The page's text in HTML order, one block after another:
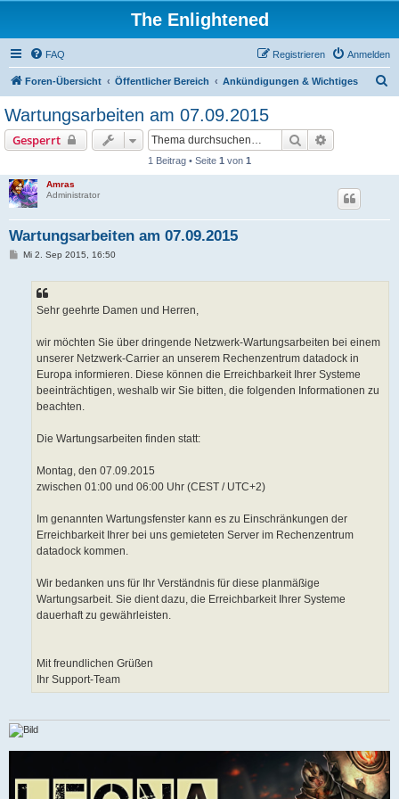
The Enlightened
FAQ Anmelden
Registrieren
Foren-Übersicht Öffentlicher Bereich Ankündigungen & Wichtiges
Wartungsarbeiten am 07.09.2015
Gesperrt Suche
1 Beitrag • Seite 1 von 1
Amras
Administrator
Wartungsarbeiten am 07.09.2015
BMi 2. Sep 2015, 16:50
Sehr geehrte Damen und Herren,
wir möchten Sie über dringende Netzwerk-Wartungsarbeiten bei einem
unserer Netzwerk-Carrier an unserem Rechenzentrum datadock in
Europa informieren. Diese können die Erreichbarkeit Ihrer Systeme
beeinträchtigen, weshalb wir Sie bitten, die folgenden Informationen zu
beachten.
Die Wartungsarbeiten finden statt:
Montag, den 07.09.2015
zwischen 01:00 und 06:00 Uhr (CEST / UTC+2)
Im genannten Wartungsfenster kann es zu Einschränkungen der
Erreichbarkeit Ihrer bei uns gemieteten Server im Rechenzentrum
datadock kommen.
Wir bedanken uns für Ihr Verständnis für diese planmäßige
Wartungsarbeit. Sie dient dazu, die Erreichbarkeit Ihrer Systeme
dauerhaft zu gewährleisten.
Mit freundlichen Grüßen
Ihr Support-Team